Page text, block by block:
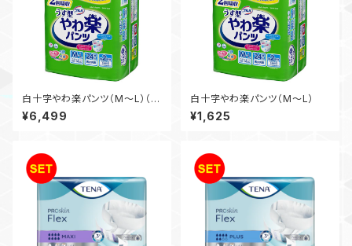
白十字やわ楽パンツ（M～L）（4
袋入）
¥6,499
白十字やわ楽パンツ（M～L）
¥1,625